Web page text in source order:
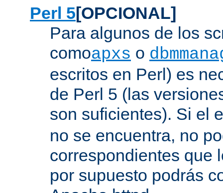
Perl 5[OPCIONAL]
Para algunos de los
comoapxs o
escritos en Perl) es
de Perl 5 (las
son suficientes). Si el
no se encuentra, no
correspondientes que
por supuesto podrás